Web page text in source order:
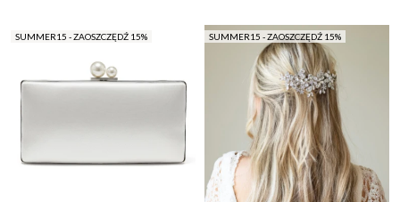
SUMMER15 - ZAOSZCZĘDŹ 15% SUMMER15 - ZAOSZCZĘDŹ 15%